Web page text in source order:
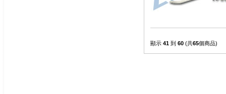
顯示 41 到 60 (共65個商品)